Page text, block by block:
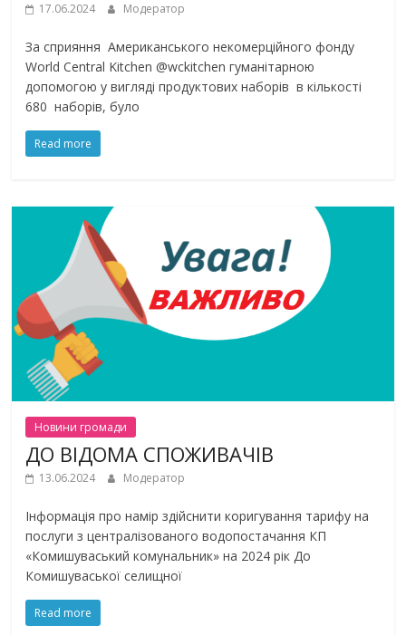
17.06.2024 Модератор
За сприяння Американського некомерційного фонду
World Central Kitchen @wckitchen гуманітарною
допомогою у вигляді продуктових наборів в кількості
680 наборів, було
Read more
Новини громади
ДО ВІДОМА СПОЖИВАЧІВ
13.06.2024 Модератор
Інформація про намір здійснити коригування тарифу на
послуги з централізованого водопостачання КП
«Комишуваський комунальник» на 2024 рік До
Комишуваської селищної
Read more